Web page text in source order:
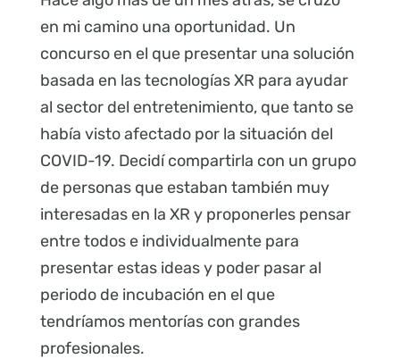
en mi camino una oportunidad. Un
concurso en el que presentar una solución
basada en las tecnologías XR para ayudar
al sector del entretenimiento, que tanto se
había visto afectado por la situación del
COVID-19. Decidí compartirla con un grupo
de personas que estaban también muy
interesadas en la XR y proponerles pensar
entre todos e individualmente para
presentar estas ideas y poder pasar al
periodo de incubación en el que
tendríamos mentorías con grandes
profesionales.